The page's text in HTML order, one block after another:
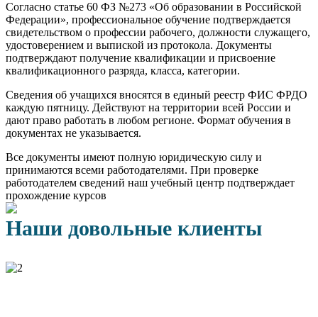
Согласно статье 60 ФЗ №273 «Об образовании в Российской
Федерации», профессиональное обучение подтверждается
свидетельством о профессии рабочего, должности служащего,
удостоверением и выпиской из протокола. Документы
подтверждают получение квалификации и присвоение
квалификационного разряда, класса, категории.
Сведения об учащихся вносятся в единый реестр ФИС ФРДО
каждую пятницу. Действуют на территории всей России и
дают право работать в любом регионе. Формат обучения в
документах не указывается.
Все документы имеют полную юридическую силу и
принимаются всеми работодателями. При проверке
работодателем сведений наш учебный центр подтверждает
прохождение курсов
Наши довольные клиенты